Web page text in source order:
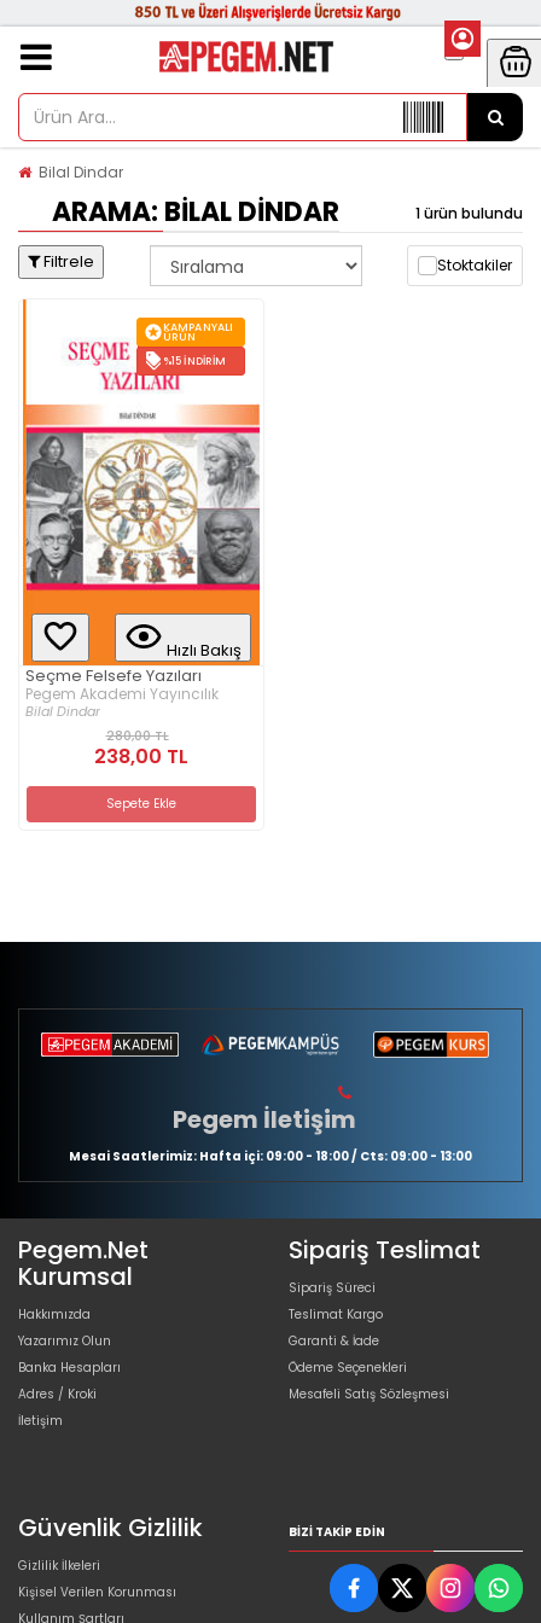
Bilal Dindar
ARAMA: BILAL DINDAR 1 ürün bulundu
Filtrele Stoktakiler
KAMPANYALI
ÜRÜN
%15 İNDIRIM
Hızlı Bakış
Seçme Felsefe Yazıları
Pegem Akademi Yayıncılık
Bilal Dindar
280,00 TL
238,00 TL
Sepete Ekle
Pegem İletişim
Mesai Saatlerimiz: Hafta içi: 09:00 - 18:00 / Cts: 09:00 - 13:00
Pegem.Net
Kurumsal
Hakkımızda
Yazarımız Olun
Banka Hesapları
Adres / Kroki
İletişim
Sipariş Teslimat
Sipariş Süreci
Teslimat Kargo
Garanti & İade
Ödeme Seçenekleri
Mesafeli Satış Sözleşmesi
Güvenlik Gizlilik
Gizlilik İlkeleri
Kişisel Verilen Korunması
Kullanım Şartları
BIZI TAKIP EDIN